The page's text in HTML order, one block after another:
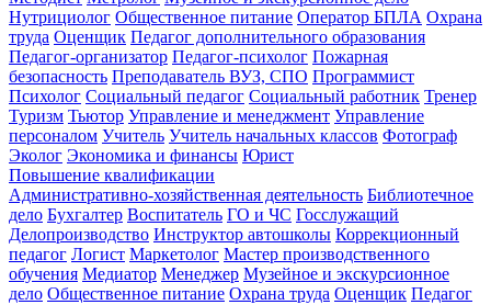
Нутрициолог Общественное питание Оператор БПЛА Охрана
труда Оценщик Педагог дополнительного образования
Педагог-организатор Педагог-психолог Пожарная
безопасность Преподаватель ВУЗ, СПО Программист
Психолог Социальный педагог Социальный работник Тренер
Туризм Тьютор Управление и менеджмент Управление
персоналом Учитель Учитель начальных классов Фотограф
Эколог Экономика и финансы Юрист
Повышение квалификации
Административно-хозяйственная деятельность Библиотечное
дело Бухгалтер Воспитатель ГО и ЧС Госслужащий
Делопроизводство Инструктор автошколы Коррекционный
педагог Логист Маркетолог Мастер производственного
обучения Медиатор Менеджер Музейное и экскурсионное
дело Общественное питание Охрана труда Оценщик Педагог